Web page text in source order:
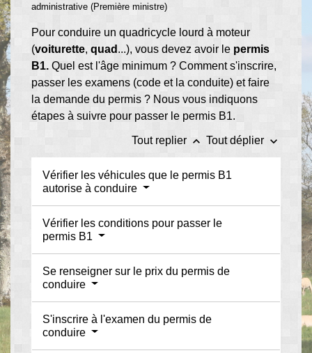
administrative (Première ministre)
Pour conduire un quadricycle lourd à moteur
(voiturette, quad ...), vous devez avoir le permis
B1. Quel est l'âge minimum ? Comment s'inscrire,
passer les examens (code et la conduite) et faire
la demande du permis ? Nous vous indiquons
étapes à suivre pour passer le permis B1.
Tout replier keyboard_arrow_up Tout déplier keyboard_arrow_down
Vérifier les véhicules que le permis B1
autorise à conduire
Vérifier les conditions pour passer le
permis B1
Se renseigner sur le prix du permis de
conduire
S'inscrire à l'examen du permis de
conduire